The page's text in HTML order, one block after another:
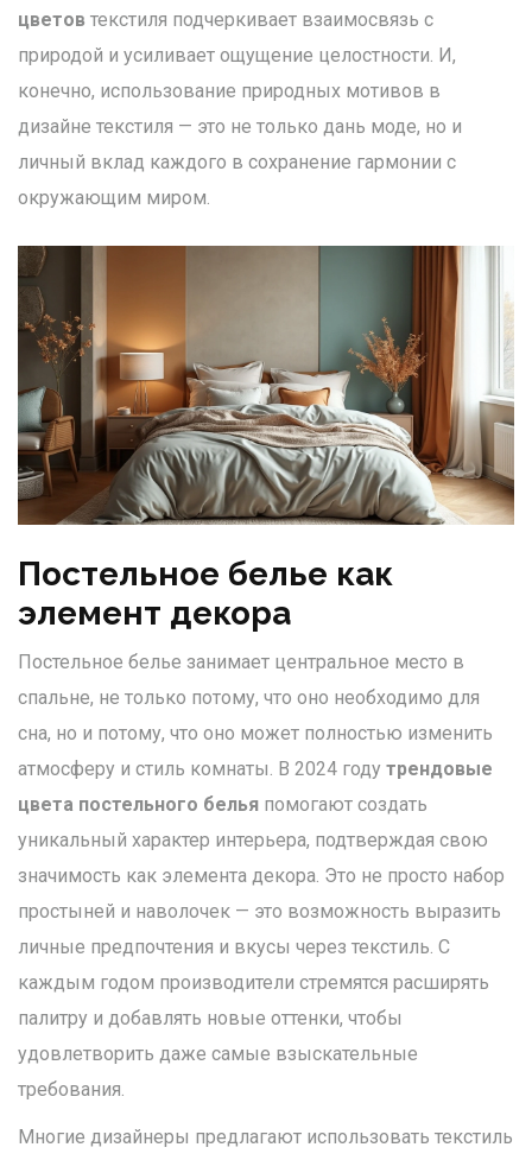
цветов текстиля подчеркивает взаимосвязь с
природой и усиливает ощущение целостности. И,
конечно, использование природных мотивов в
дизайне текстиля — это не только дань моде, но и
личный вклад каждого в сохранение гармонии с
окружающим миром.
Постельное белье как
элемент декора
Постельное белье занимает центральное место в
спальне, не только потому, что оно необходимо для
сна, но и потому, что оно может полностью изменить
атмосферу и стиль комнаты. В 2024 году трендовые
цвета постельного белья помогают создать
уникальный характер интерьера, подтверждая свою
значимость как элемента декора. Это не просто набор
простыней и наволочек — это возможность выразить
личные предпочтения и вкусы через текстиль. С
каждым годом производители стремятся расширять
палитру и добавлять новые оттенки, чтобы
удовлетворить даже самые взыскательные
требования.
Многие дизайнеры предлагают использовать текстиль